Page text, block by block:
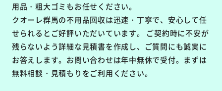
用品・粗大ゴミもお任せください。
クオーレ群馬の不用品回収は迅速・丁寧で、安心して任
せられるとご好評いただいています。
ご契約時に不安が
残らないよう詳細な見積書を作成し、ご質問にも誠実に
お答えします。お問い合わせは年中無休で受付。まずは
無料相談・見積もりをご利用ください。